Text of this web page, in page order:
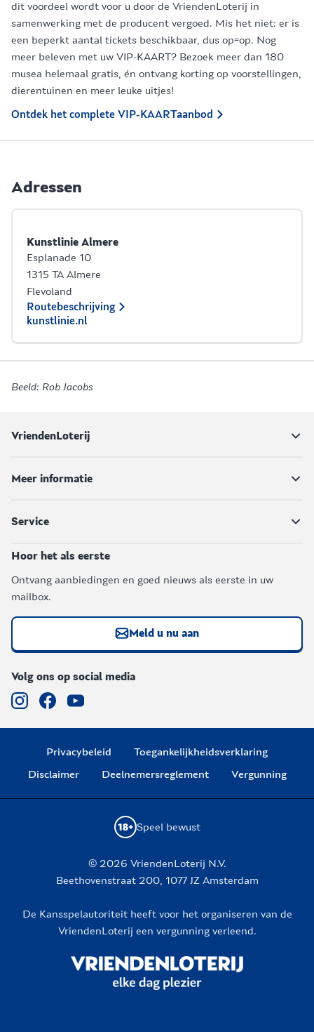
dit voordeel wordt voor u door de VriendenLoterij in
samenwerking met de producent vergoed. Mis het niet: er is
een beperkt aantal tickets beschikbaar, dus op=op. Nog
meer beleven met uw VIP-KAART? Bezoek meer dan 180
musea helemaal gratis, én ontvang korting op voorstellingen,
dierentuinen en meer leuke uitjes!
Ontdek het complete VIP-KAARTaanbod
Adressen
Kunstlinie Almere
Esplanade 10
1315 TA Almere
Flevoland
Routebeschrijving
kunstlinie.nl
Beeld: Rob Jacobs
VriendenLoterij
Meer informatie
Service
Hoor het als eerste
Ontvang aanbiedingen en goed nieuws als eerste in uw
mailbox.
Meld u nu aan
Volg ons op social media
Privacybeleid
Toegankelijkheidsverklaring
Disclaimer
Deelnemersreglement Vergunning
Speel bewust
© 2026 VriendenLoterij N.V.
Beethovenstraat 200, 1077 JZ Amsterdam
De Kansspelautoriteit heeft voor het organiseren van de
VriendenLoterij een vergunning verleend.